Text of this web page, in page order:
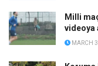
Milli
videoya
MARCH